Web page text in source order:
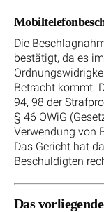
Die
bestätigt, da es
Betracht kommt.
94, 98 der
§ 46 OWiG
Verwendung von
Das Gericht hat
Beschuldigten
Das